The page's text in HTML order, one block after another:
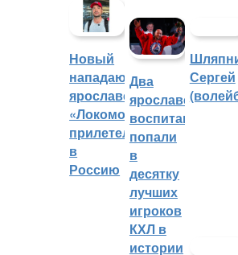
Новый
нападающий
ярославского
«Локомотива»
прилетел
в
Россию
Два
ярославских
воспитанника
попали
в
десятку
лучших
игроков
КХЛ в
истории
Сергей